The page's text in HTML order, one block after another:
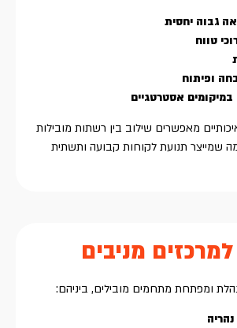
גבוה יחסית
טווח
ופיתוח
אסטרטגיים
מאפשרים שילוב בין רשתות מובילות
שמייצר תנועת לקוחות קבועה ותשתית
מניבים
ומפתחת מתחמים מובילים, ביניהם: